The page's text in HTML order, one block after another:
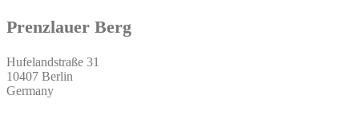
Prenzlauer Berg
Hufelandstraße 31
10407 Berlin
Germany